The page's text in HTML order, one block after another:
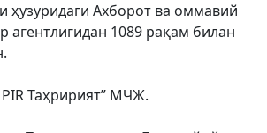
ҳузуридаги Ахборот ва оммавий
агентлигидан 1089 рақам билан
Таҳририят” МЧЖ.